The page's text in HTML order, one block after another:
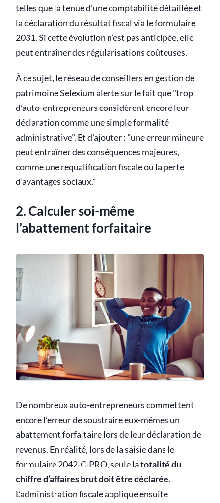
telles que la tenue d’une comptabilité détaillée et
la déclaration du résultat fiscal via le formulaire
2031. Si cette évolution n’est pas anticipée, elle
peut entraîner des régularisations coûteuses.
À ce sujet, le réseau de conseillers en gestion de
patrimoineSelexiumalerte sur le fait que "trop
d’auto-entrepreneurs considèrent encore leur
déclaration comme une simple formalité
administrative". Et d’ajouter : "une erreur mineure
peut entraîner des conséquences majeures,
comme une requalification fiscale ou la perte
d’avantages sociaux."
2. Calculer soi-même
l’abattement forfaitaire
De nombreux auto-entrepreneurs commettent
encore l’erreur de soustraire eux-mêmes un
abattement forfaitaire lors de leur déclaration de
revenus. En réalité, lors de la saisie dans le
formulaire 2042-C-PRO, seulela totalité du
chiffre d’affaires brut doit être déclarée.
L’administration fiscale applique ensuite